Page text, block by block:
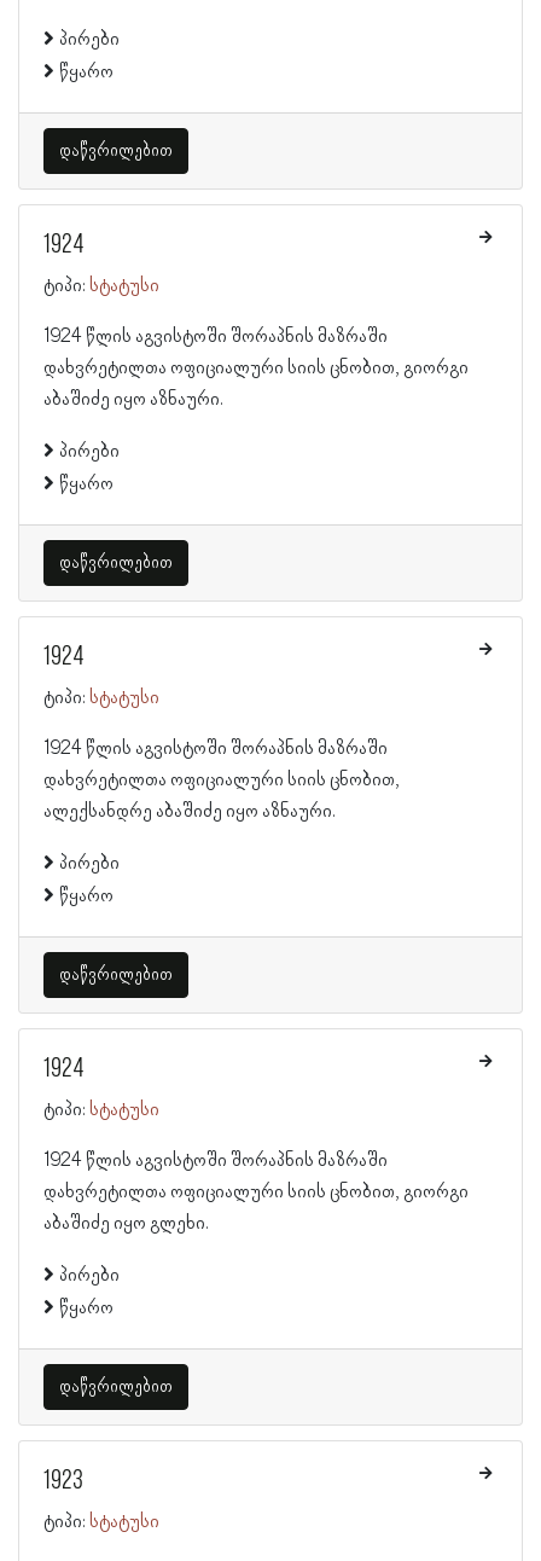
პირები
წყარო
დაწვრილებით
1924
ტიპი: სტატუსი
1924 წლის აგვისტოში შორაპნის მაზრაში
დახვრეტილთა ოფიციალური სიის ცნობით, გიორგი
აბაშიძე იყო აზნაური.
პირები
წყარო
დაწვრილებით
1924
ტიპი: სტატუსი
1924 წლის აგვისტოში შორაპნის მაზრაში
დახვრეტილთა ოფიციალური სიის ცნობით,
ალექსანდრე აბაშიძე იყო აზნაური.
პირები
წყარო
დაწვრილებით
1924
ტიპი: სტატუსი
1924 წლის აგვისტოში შორაპნის მაზრაში
დახვრეტილთა ოფიციალური სიის ცნობით, გიორგი
აბაშიძე იყო გლეხი.
პირები
წყარო
დაწვრილებით
1923
ტიპი: სტატუსი